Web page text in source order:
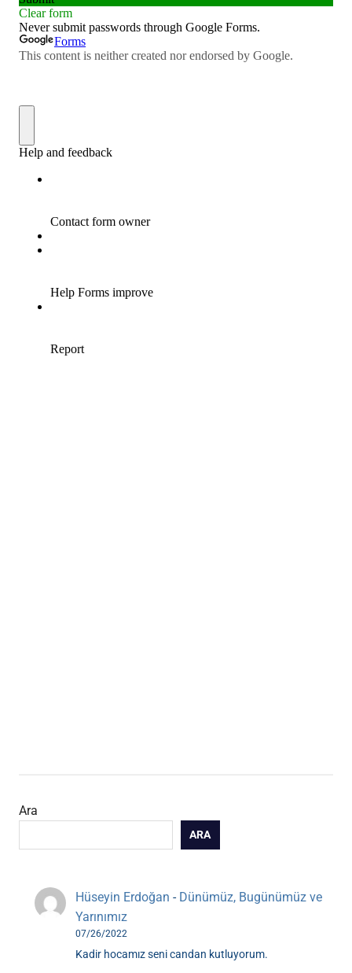
Ara
ARA
Hüseyin Erdoğan - Dünümüz, Bugünümüz ve
Yarınımız
07/26/2022
Kadir hocamız seni candan kutluyorum.